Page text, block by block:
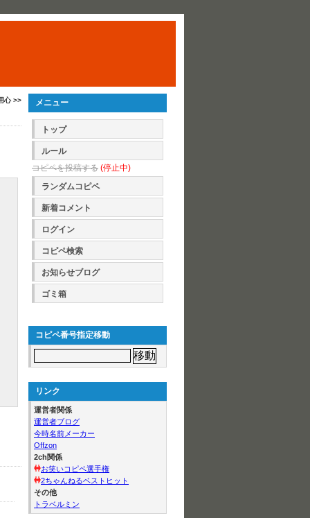
心 >> メニュー
トップ
ルール
コピペを投稿する (停止中)
ランダムコピペ
新着コメント
ログイン
コピペ検索
お知らせブログ
ゴミ箱
コピペ番号指定移動
リンク
運営者関係
運営者ブログ
今時名前メーカー
Offzon
2ch関係
お笑いコピペ選手権
2ちゃんねるベストヒット
その他
トラベルミン